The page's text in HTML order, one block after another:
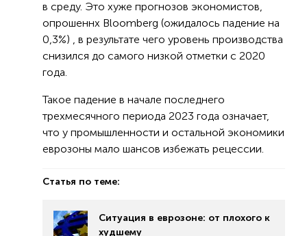
в среду. Это хуже прогнозов экономистов,
опрошеннх Bloomberg (ожидалось падение на
0,3%) , в результате чего уровень производства
снизился до самого низкой отметки с 2020
года.
Такое падение в начале последнего
трехмесячного периода 2023 года означает,
что у промышленности и остальной экономики
еврозоны мало шансов избежать рецессии.
Статья по теме:
Ситуация в еврозоне: от плохого к
худшему